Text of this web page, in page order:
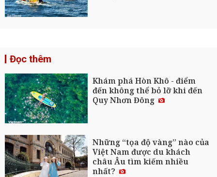
Đọc thêm
Khám phá Hòn Khô - điểm
đến không thể bỏ lỡ khi đến
Quy Nhơn Đông
Những “tọa độ vàng” nào của
Việt Nam được du khách
châu Âu tìm kiếm nhiều
nhất?